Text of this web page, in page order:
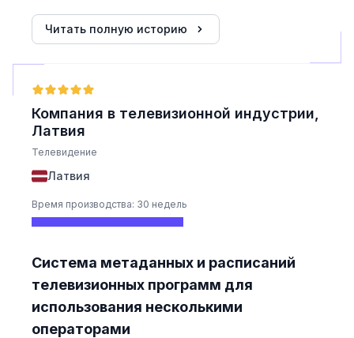
Читать полную историю
Компания в телевизионной индустрии,
Латвия
Телевидение
Латвия
Время производства: 30 недель
Система метаданных и расписаний
телевизионных программ для
использования несколькими
операторами